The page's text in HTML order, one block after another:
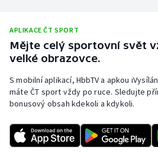
APLIKACE ČT SPORT
Mějte celý sportovní svět
velké obrazovce.
S mobilní aplikací, HbbTV a apkou
máte ČT sport vždy po ruce. Sledujte
bonusový obsah kdekoli a kdykoli.